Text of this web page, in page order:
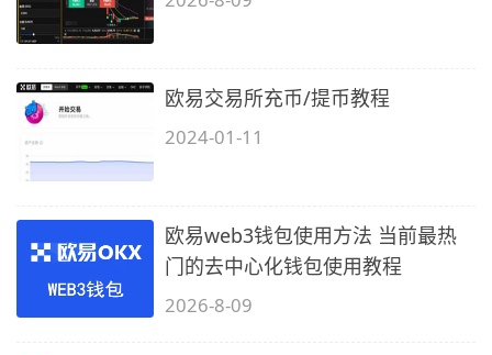
欧易交易所充币/提币教程
2024-01-11
欧易web3钱包使用方法 当前最热
门的去中心化钱包使用教程
2026-8-09